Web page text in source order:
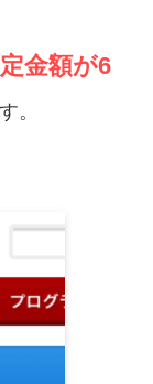
金額が6
。